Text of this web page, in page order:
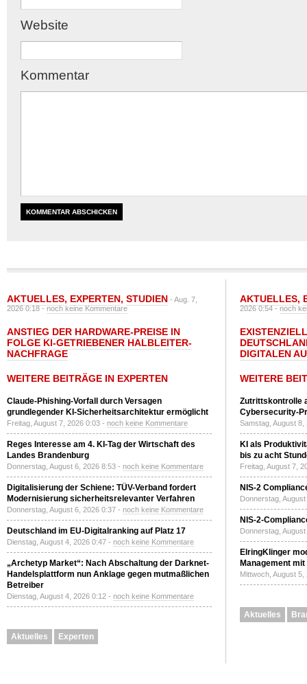
Website
Kommentar
AKTUELLES, EXPERTEN, STUDIEN - Aug. 7,
2026 0:18 -noch keine Kommentare
ANSTIEG DER HARDWARE-PREISE IN
FOLGE KI-GETRIEBENER HALBLEITER-
NACHFRAGE
WEITERE BEITRÄGE IN EXPERTEN
Claude-Phishing-Vorfall durch Versagen
grundlegender KI-Sicherheitsarchitektur ermöglicht
Freitag, August 7, 2026 0:03 - noch keine Kommentare
Reges Interesse am 4. KI-Tag der Wirtschaft des
Landes Brandenburg
Donnerstag, August 6, 2026 8:53 - noch keine Kommentare
Digitalisierung der Schiene: TÜV-Verband fordert
Modernisierung sicherheitsrelevanter Verfahren
Donnerstag, August 6, 2026 0:37 - noch keine Kommentare
Deutschland im EU-Digitalranking auf Platz 17
Dienstag, August 4, 2026 0:47 - noch keine Kommentare
„Archetyp Market“: Nach Abschaltung der Darknet-
Handelsplattform nun Anklage gegen mutmaßlichen
Betreiber
Dienstag, August 4, 2026 0:12 - noch keine Kommentare
Aktuelles Experten
AKTUELLES,
2026 0:54 -noch
DIGITALEN
WEITERE
Zutrittskontrolle
Cybersecurity-
Samstag, August
KI als
bis zu acht
Freitag, August 7,
NIS-2
Donnerstag,
NIS-2-
Donnerstag,
ElringKlinger
Management
Mittwoch, August
Aktuelles